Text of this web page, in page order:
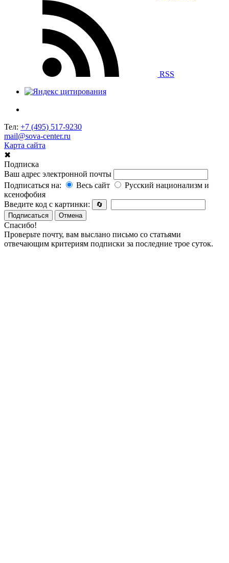
RSS
Тел: +7 (495) 517-9230
mail@sova-center.ru
Карта сайта
✖
Подписка
Ваш адрес электронной почты
Подписаться на:
Весь сайт
Русский национализм и
ксенофобия
Введите код с картинки:
🔄
Подписаться
Отмена
Спасибо!
Проверьте почту, вам выслано письмо со статьями
отвечающим критериям подписки за последние трое суток.